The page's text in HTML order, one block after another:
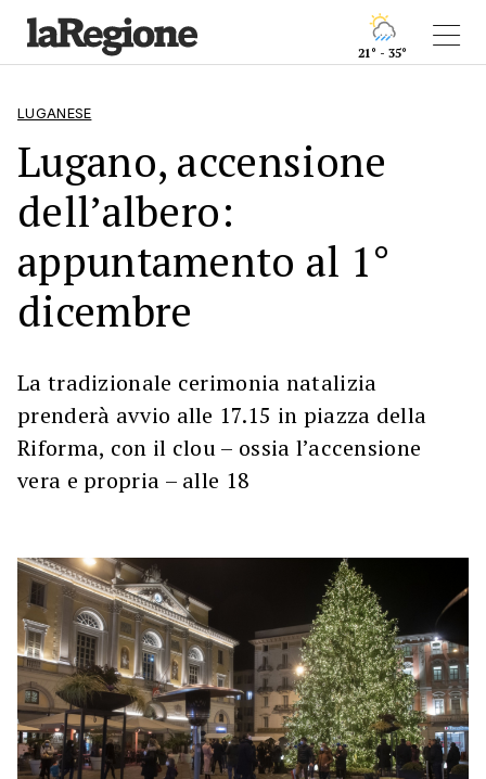
21° - 35°
LUGANESE
Lugano, accensione
dell’albero:
appuntamento al 1°
dicembre
La tradizionale cerimonia natalizia
prenderà avvio alle 17.15 in piazza della
Riforma, con il clou – ossia l’accensione
vera e propria – alle 18